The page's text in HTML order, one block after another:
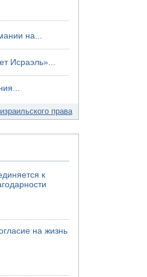
на...
Исраэль»...
права
к
на жизнь